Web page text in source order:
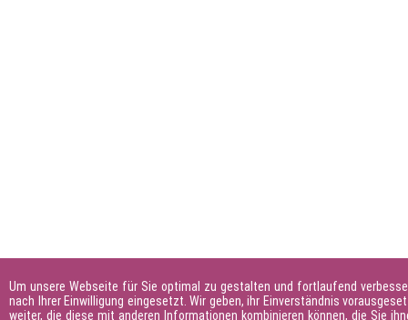
Um unsere Webseite für Sie optimal zu gestalten und fortlaufend
nach Ihrer Einwilligung eingesetzt. Wir geben, ihr Einverständnis
weiter, die diese mit anderen Informationen kombinieren können, die Sie